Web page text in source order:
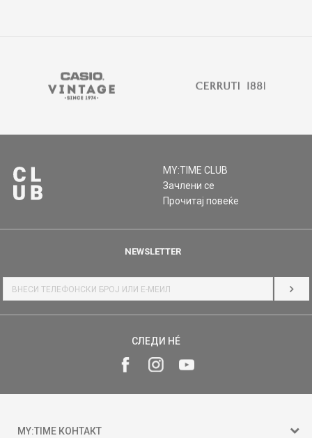
MY:TIME CLUB
Зачлени се
Прочитај повеќе
NEWSLETTER
СЛЕДИ НÉ
MY:TIME КОНТАКТ